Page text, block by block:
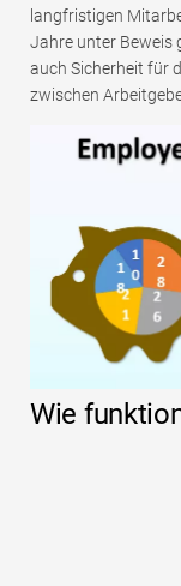
langfristigen
Jahre unter Beweis
auch Sicherheit für
zwischen
Wie